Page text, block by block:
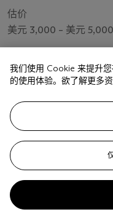
估价
美元 3,000 – 美元 5,000
美元 5,250
我们使用 Cookie 来提升
的使用体验。欲了解更多